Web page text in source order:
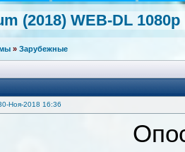
(2018) WEB-DL 1080p
» Зарубежные
Ноя-2018 16:36